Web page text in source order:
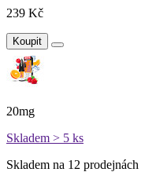
239 Kč
Koupit
20mg
Skladem > 5 ks
Skladem na 12 prodejnách